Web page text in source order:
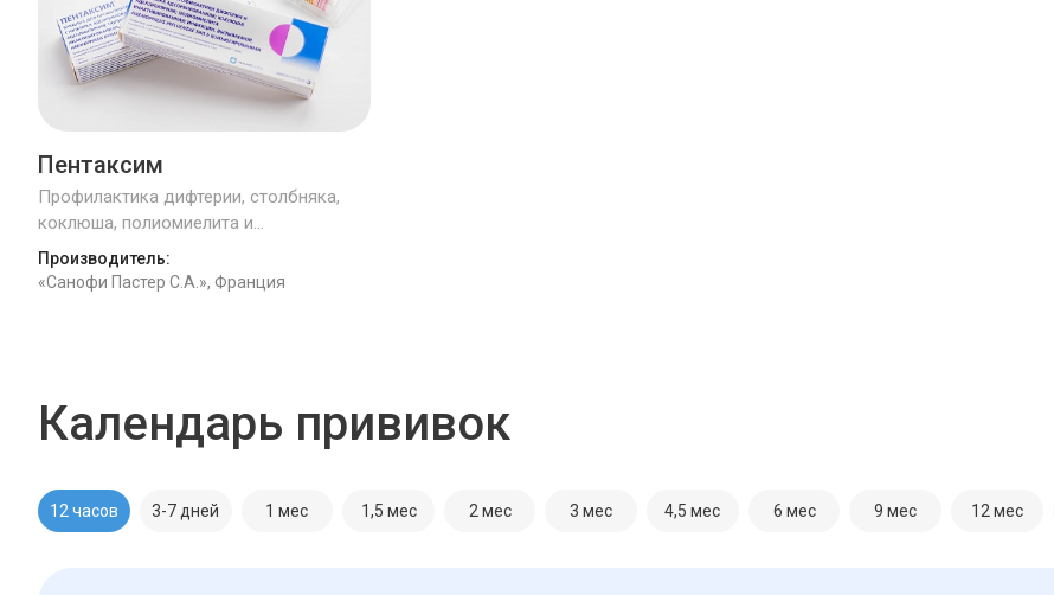
Пентаксим
Профилактика дифтерии, столбняка,
коклюша, полиомиелита и
гемофильной инфекции
Производитель:
«Санофи Пастер С.А.», Франция
Календарь прививок
12 часов 3-7 дней 1 мес 1,5 мес 2 мес 3 мес 4,5 мес 6 мес 9 мес 12 мес